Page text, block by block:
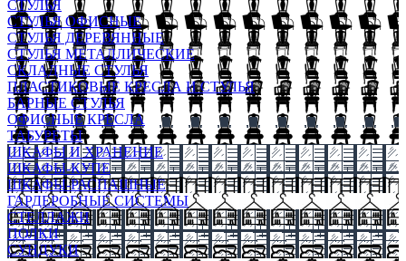
СТУЛЬЯ
СТУЛЬЯ ОФИСНЫЕ
СТУЛЬЯ ДЕРЕВЯННЫЕ
СТУЛЬЯ МЕТАЛЛИЧЕСКИЕ
СКЛАДНЫЕ СТУЛЬЯ
ПЛАСТИКОВЫЕ КРЕСЛА И СТУЛЬЯ
БАРНЫЕ СТУЛЬЯ
ОФИСНЫЕ КРЕСЛА
ТАБУРЕТЫ
ШКАФЫ И ХРАНЕНИЕ
ШКАФЫ-КУПЕ
ШКАФЫ-РАСПАШНЫЕ
ГАРДЕРОБНЫЕ СИСТЕМЫ
СТЕЛЛАЖИ
ПОЛКИ
СУНДУКИ